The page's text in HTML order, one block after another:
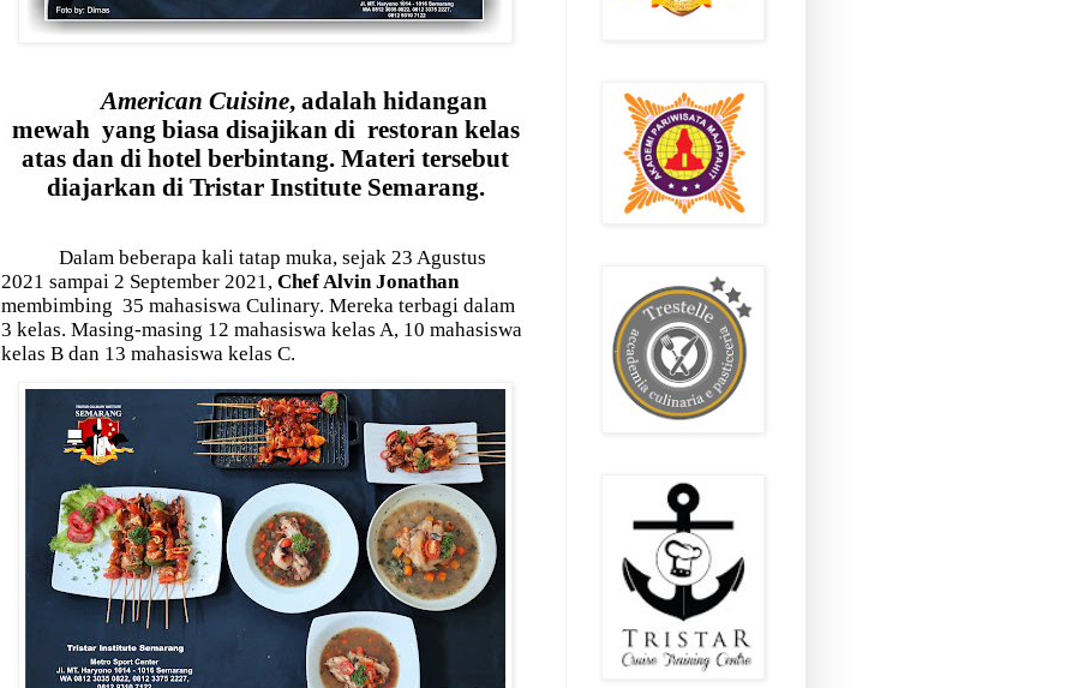
American Cuisine, adalah hidangan
mewah yang biasa disajikan di restoran kelas
atas dan di hotel berbintang. Materi tersebut
diajarkan di Tristar Institute Semarang.
Dalam beberapa kali tatap muka, sejak 23 Agustus
2021 sampai 2 September 2021, Chef Alvin Jonathan
membimbing 35 mahasiswa Culinary. Mereka terbagi dalam
3 kelas. Masing-masing 12 mahasiswa kelas A, 10 mahasiswa
kelas B dan 13 mahasiswa kelas C.